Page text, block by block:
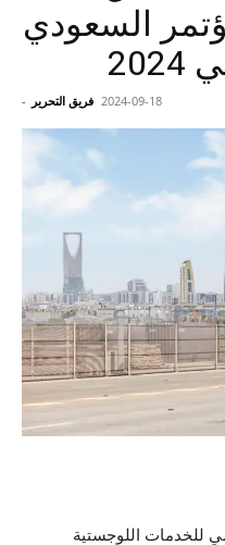
السعودي
فريق التحرير - 2024-09-18
للخدمات اللوجستية